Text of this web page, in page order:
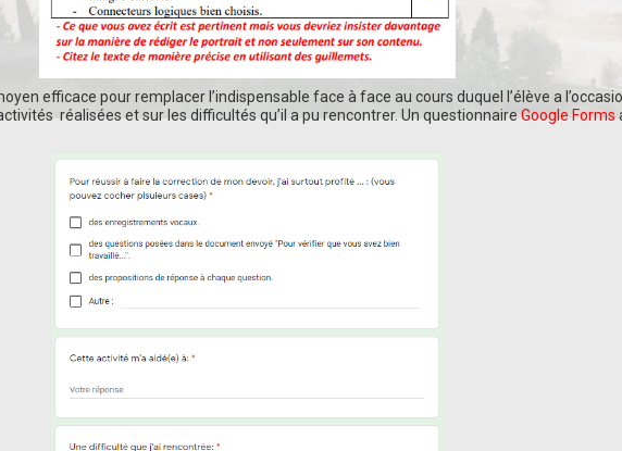
efficace pour remplacer l’indispensable face à face au cours duquel l’élève a
réalisées et sur les difficultés qu’il a pu rencontrer. Un questionnaireGoogle Forms